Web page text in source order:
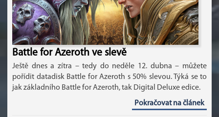
Battle for Azeroth ve slevě
Ještě dnes a zítra – tedy do neděle 12. dubna – můžete
pořídit datadisk Battle for Azeroth s 50% slevou. Týká se to
jak základního Battle for Azeroth, tak Digital Deluxe edice.
Pokračovat na článek